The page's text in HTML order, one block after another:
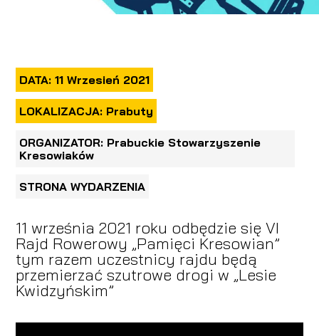
DATA: 11 Wrzesień 2021
LOKALIZACJA: Prabuty
ORGANIZATOR: Prabuckie Stowarzyszenie
Kresowiaków
STRONA WYDARZENIA
11 września 2021 roku odbędzie się VI
Rajd Rowerowy „Pamięci Kresowian”
tym razem uczestnicy rajdu będą
przemierzać szutrowe drogi w „Lesie
Kwidzyńskim”